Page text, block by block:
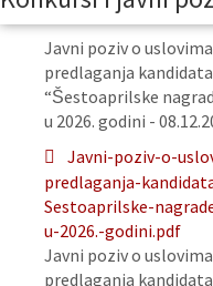
Javni poziv o
predlaganja
“Šestoaprilske
u 2026. godini -
Javni-poziv-o-
predlaganja-
Sestoaprilske-
u-2026.-godini.pdf
Javni poziv o
predlaganja